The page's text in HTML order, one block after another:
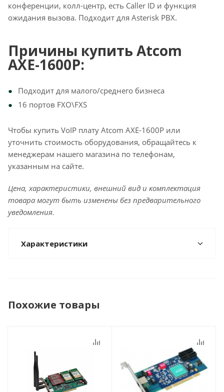
конференции, колл-центр, есть Caller ID и функция
ожидания вызова. Подходит для Asterisk PBX.
Причины купить Atcom
AXE-1600P:
Подходит для малого/среднего бизнеса
16 портов FXO\FXS
Чтобы купить VoIP плату Atcom AXE-1600P или
уточнить стоимость оборудования, обращайтесь к
менеджерам нашего магазина по телефонам,
указанным на сайте.
Цена, характеристики, внешний вид и комплектация
товара могут быть изменены без предварительного
уведомления.
Характеристики
Похожие товары